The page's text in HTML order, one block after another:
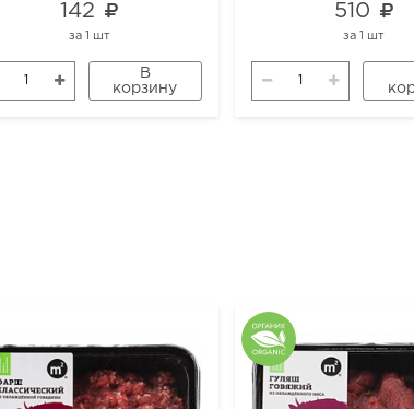
142
за 1 шт
В
корзину
510
за1 шт